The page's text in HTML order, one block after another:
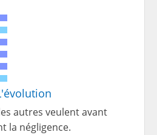
autres veulent avant
la négligence.